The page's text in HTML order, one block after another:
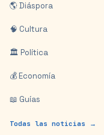
🌎 Diáspora
🧠 Cultura
🏛️ Política
💰 Economía
📖 Guías
Todas las noticias →